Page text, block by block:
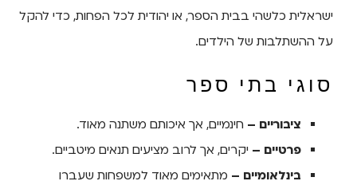
ישראלית כלשהי בבית הספר, או יהודית לכל הפחות, כדי להקל
על ההשתלבות של הילדים.
סוגי בתי ספר
ציבוריים – חינמיים, אך איכותם משתנה מאוד.
פרטיים – יקרים, אך לרוב מציעים תנאים מיטביים.
בינלאומיים – מתאימים מאוד למשפחות שעברו